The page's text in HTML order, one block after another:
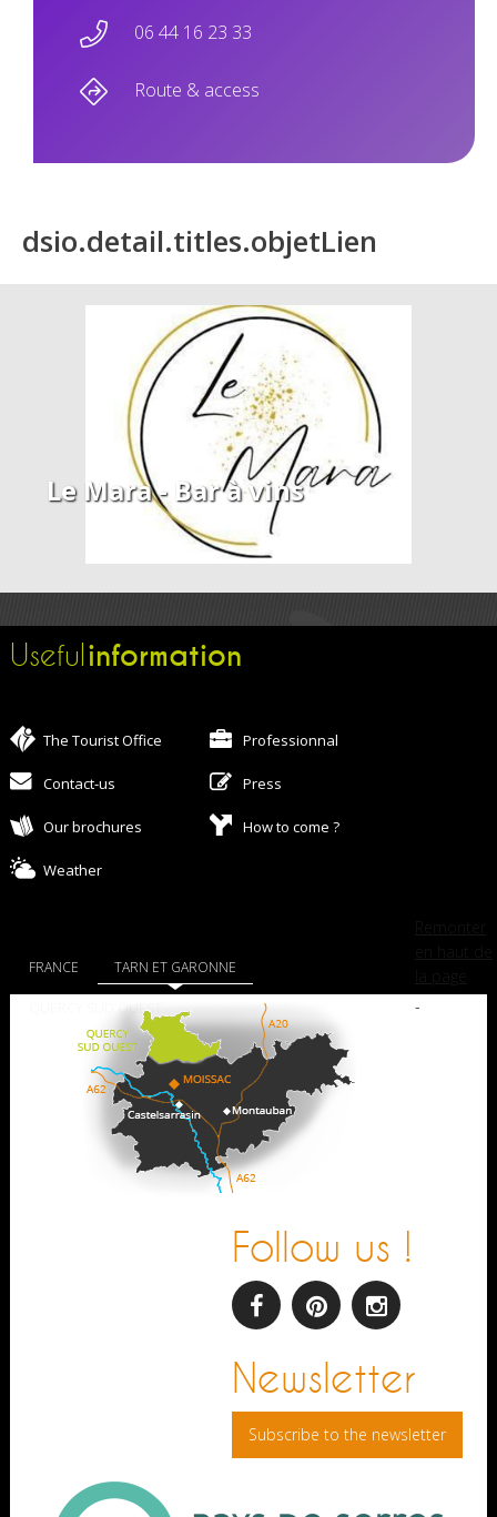
06 44 16 23 33
Route & access
dsio.detail.titles.objetLien
Le Mara - Bar à vins
Usefulinformation
The Tourist Office Professionnal
Contact-us Press
Our brochures How to come ?
Weather
FRANCE TARN ET GARONNE
QUERCY SUD OUEST
Follow us !
facebookpinterest
Newsletter
Subscribe to the newsletter
-